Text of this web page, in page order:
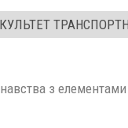
з елементами